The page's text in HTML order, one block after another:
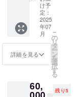
不可と
なりま
す ※内
容が暴
力的で
り不適
切と判
他ス
グ終了
後、添
付希望
画像を
メール
にてお
伺いい
所はご
指定い
成〜
2026年
2月28日
までの
約8ヶ月
間 ・掲
載サイ
30cm以
10cm以
下(画像
5cm以
下】 セ
リカ、
ロード
ター、
デミオ
の3車両
に2枚ず
者様ご
指定の
け予
定：
2025
年07
月
詳細を見る
こ
の
リ
タ
ー
ン
を
選
択
す
る
60, 残り5